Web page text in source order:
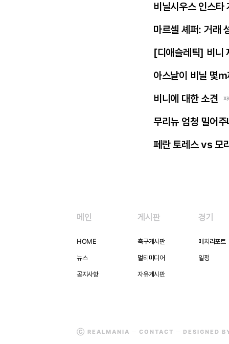
비닐시우스 인스타
마르셀 셰퍼: 거래
[디애슬레틱] 비니
아스날이 비닐 몇
비니에 대한 소견
무리뉴 엄청 밀어
페란 토레스 vs 모
메인
HOME
뉴스
공지사항
게시판
축구게시판
멀티미디어
자유게시판
경기
매치리포트
일정
Ⓒ REALMANIA ─ CONTACT ─ DESIGNED